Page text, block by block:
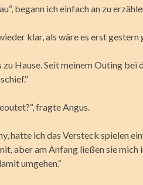
begann ich einfach an zu
klar, als wäre es erst gestern
zu Hause. Seit meinem Outing bei
fragte Angus.
hatte ich das Versteck spielen
aber am Anfang ließen sie mich
umgehen.“